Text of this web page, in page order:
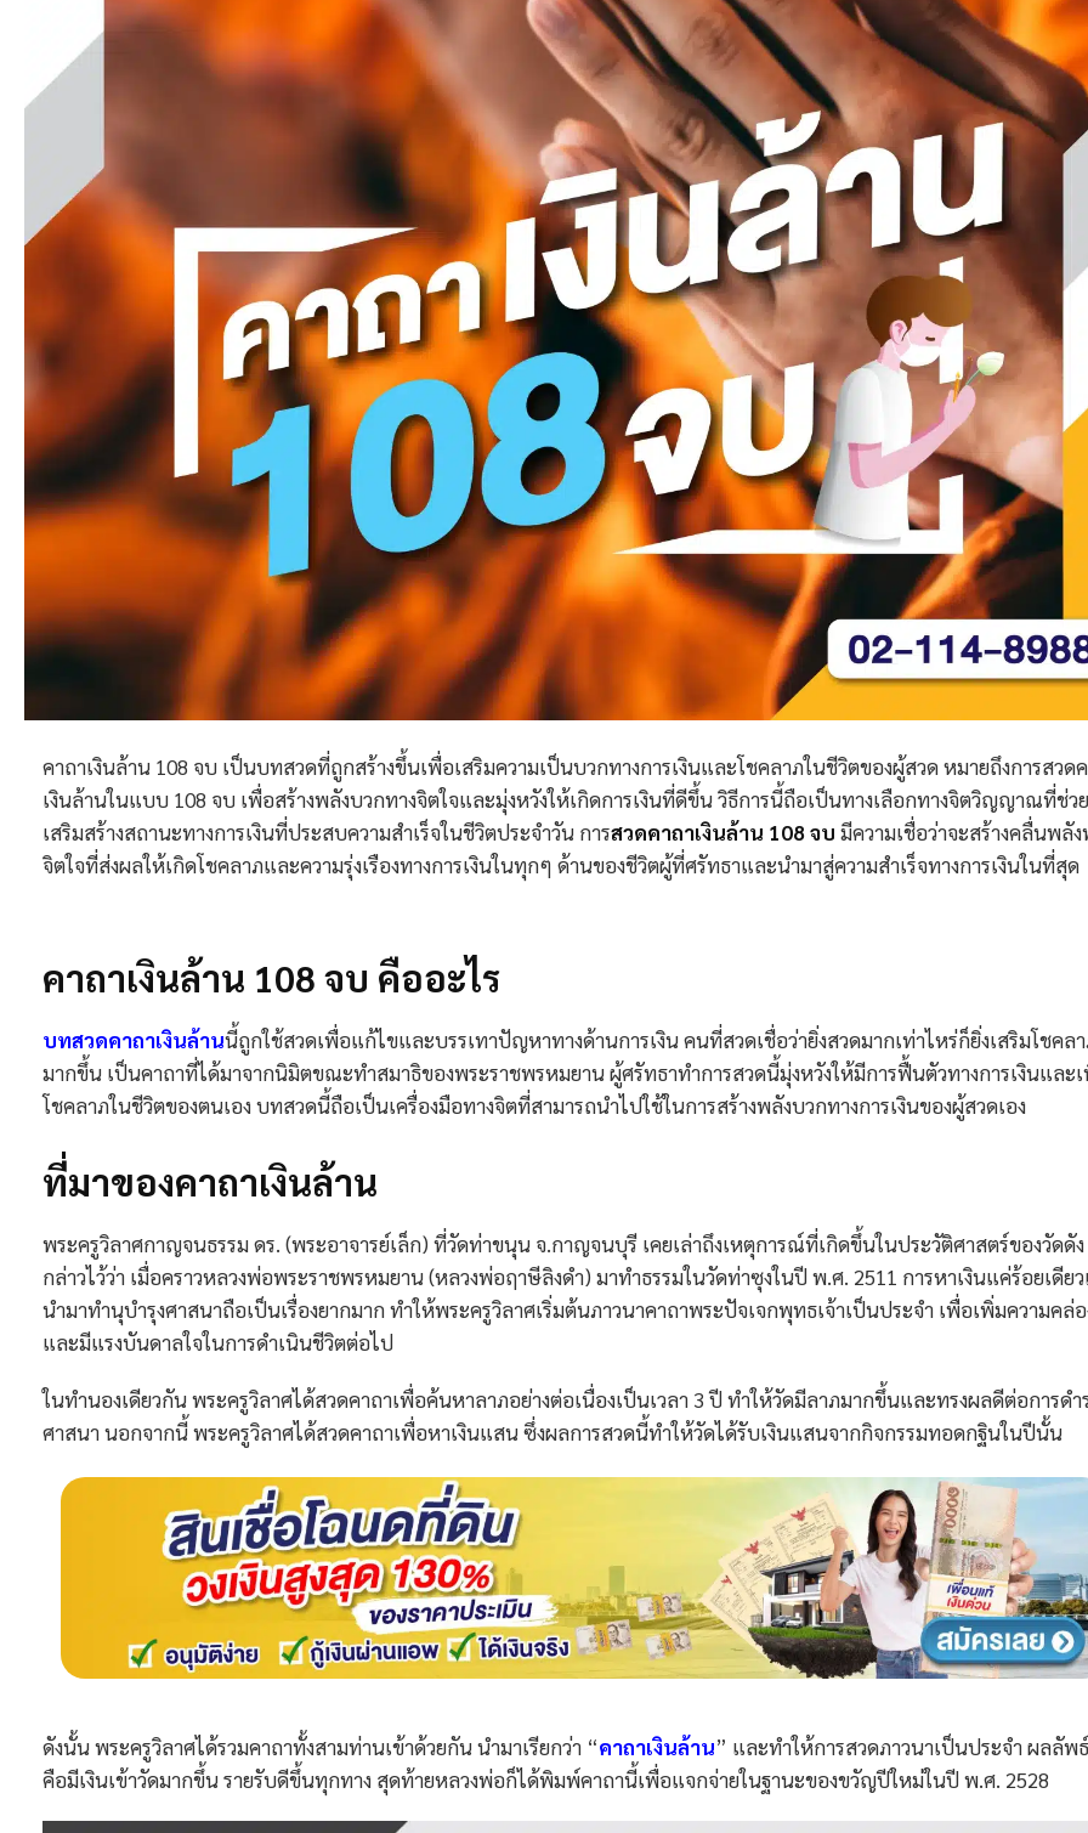
คาถาเงินล้าน 108 จบ เป็นบทสวดที่ถูกสร้างขึ้นเพื่อเสริมความเป็นบวกทางการเงินและโชคลาภในชีวิตของผู้สวด หมายถึงการสวด
เงินล้านในแบบ 108 จบ เพื่อสร้างพลังบวกทางจิตใจและมุ่งหวังให้เกิดการเงินที่ดีขึ้น วิธีการนี้ถือเป็นทางเลือกทางจิตวิญญาณที่ช่วย
เสริมสร้างสถานะทางการเงินที่ประสบความสำเร็จในชีวิตประจำวัน การสวดคาถาเงินล้าน 108 จบ มีความเชื่อว่าจะสร้างคลื่นพลัง
จิตใจที่ส่งผลให้เกิดโชคลาภและความรุ่งเรืองทางการเงินในทุกๆ ด้านของชีวิตผู้ที่ศรัทธาและนำมาสู่ความสำเร็จทางการเงินในที่สุด
คาถาเงินล้าน 108 จบ คืออะไร
บทสวดคาถาเงินล้านนี้ถูกใช้สวดเพื่อแก้ไขและบรรเทาปัญหาทางด้านการเงิน คนที่สวดเชื่อว่ายิ่งสวดมากเท่าไหร่ก็ยิ่งเสริมโชคล
มากขึ้น เป็นคาถาที่ได้มาจากนิมิตขณะทำสมาธิของพระราชพรหมยาน ผู้ศรัทธาทำการสวดนี้มุ่งหวังให้มีการฟื้นตัวทางการเงินและ
โชคลาภในชีวิตของตนเอง บทสวดนี้ถือเป็นเครื่องมือทางจิตที่สามารถนำไปใช้ในการสร้างพลังบวกทางการเงินของผู้สวดเอง
ที่มาของคาถาเงินล้าน
พระครูวิลาศกาญจนธรรม ดร. (พระอาจารย์เล็ก) ที่วัดท่าขนุน จ.กาญจนบุรี เคยเล่าถึงเหตุการณ์ที่เกิดขึ้นในประวัติศาสตร์ของวัดดัง
กล่าวไว้ว่า เมื่อคราวหลวงพ่อพระราชพรหมยาน (หลวงพ่อฤาษีลิงดำ) มาทำธรรมในวัดท่าซุงในปี พ.ศ. 2511 การหาเงินแค่ร้อยเดีย
นำมาทำนุบำรุงศาสนาถือเป็นเรื่องยากมาก ทำให้พระครูวิลาศเริ่มต้นภาวนาคาถาพระปัจเจกพุทธเจ้าเป็นประจำ เพื่อเพิ่มความคล่อ
และมีแรงบันดาลใจในการดำเนินชีวิตต่อไป
ในทำนองเดียวกัน พระครูวิลาศได้สวดคาถาเพื่อค้นหาลาภอย่างต่อเนื่องเป็นเวลา 3 ปี ทำให้วัดมีลาภมากขึ้นและทรงผลดีต่อการดำ
ศาสนา นอกจากนี้ พระครูวิลาศได้สวดคาถาเพื่อหาเงินแสน ซึ่งผลการสวดนี้ทำให้วัดได้รับเงินแสนจากกิจกรรมทอดกฐินในปีนั้น
ดังนั้น พระครูวิลาศได้รวมคาถาทั้งสามท่านเข้าด้วยกัน นำมาเรียกว่า “คาถาเงินล้าน” และทำให้การสวดภาวนาเป็นประจำ ผลลัพ
คือมีเงินเข้าวัดมากขึ้น รายรับดีขึ้นทุกทาง สุดท้ายหลวงพ่อก็ได้พิมพ์คาถานี้เพื่อแจกจ่ายในฐานะของขวัญปีใหม่ในปี พ.ศ. 2528